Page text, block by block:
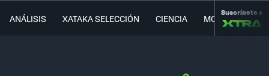
ANÁLISIS XATAKA SELECCIÓN CIENCIA MOVILIDAD
Suscríbete a